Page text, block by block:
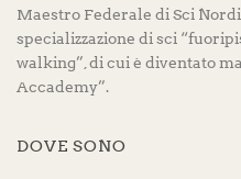
Maestro Federale di Sci
specializzazione di sci
walking”, di cui è diventato
Accademy”.
DOVE SONO